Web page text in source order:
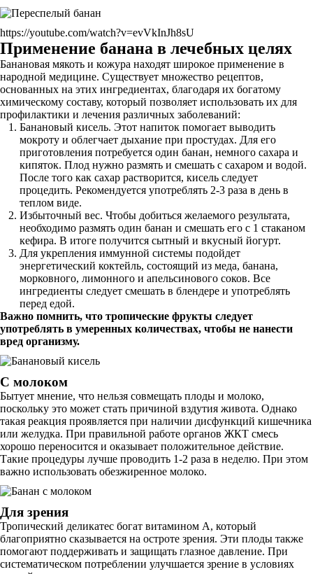
https://youtube.com/watch?v=evVkInJh8sU
Применение банана в лечебных целях
Банановая мякоть и кожура находят широкое применение в
народной медицине. Существует множество рецептов,
основанных на этих ингредиентах, благодаря их богатому
химическому составу, который позволяет использовать их для
профилактики и лечения различных заболеваний:
Банановый кисель. Этот напиток помогает выводить
мокроту и облегчает дыхание при простудах. Для его
приготовления потребуется один банан, немного сахара и
кипяток. Плод нужно размять и смешать с сахаром и водой.
После того как сахар растворится, кисель следует
процедить. Рекомендуется употреблять 2-3 раза в день в
теплом виде.
Избыточный вес. Чтобы добиться желаемого результата,
необходимо размять один банан и смешать его с 1 стаканом
кефира. В итоге получится сытный и вкусный йогурт.
Для укрепления иммунной системы подойдет
энергетический коктейль, состоящий из меда, банана,
морковного, лимонного и апельсинового соков. Все
ингредиенты следует смешать в блендере и употреблять
перед едой.
Важно помнить, что тропические фрукты следует
употреблять в умеренных количествах, чтобы не нанести
вред организму.
С молоком
Бытует мнение, что нельзя совмещать плоды и молоко,
поскольку это может стать причиной вздутия живота. Однако
такая реакция проявляется при наличии дисфункций кишечника
или желудка. При правильной работе органов ЖКТ смесь
хорошо переносится и оказывает положительное действие.
Такие процедуры лучше проводить 1-2 раза в неделю. При этом
важно использовать обезжиренное молоко.
Для зрения
Тропический деликатес богат витамином А, который
благоприятно сказывается на остроте зрения. Эти плоды также
помогают поддерживать и защищать глазное давление. При
систематическом потреблении улучшается зрение в условиях